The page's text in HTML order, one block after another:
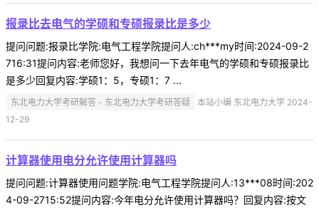
报录比去电气的学硕和专硕报录比是多少
提问问题:报录比学院:电气工程学院提问人:ch***my时间:2024-09-2
716:31提问内容:老师您好，我想问一下去年电气的学硕和专硕报录比
是多少回复内容:学硕1：5，专硕1：7 ...
东北电力大学考研解答 - 东北电力大学考研答疑
本站小编 东北电力大学 2024-
12-29
计算器使用电分允许使用计算器吗
提问问题:计算器使用问题学院:电气工程学院提问人:13***08时间:202
4-09-2715:52提问内容:今年电分允许使用计算器吗？回复内容:按文